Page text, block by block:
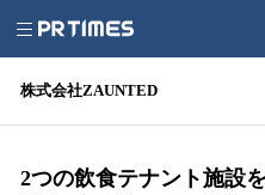
株式会社ZAUNTED
2つの飲食テナント施設